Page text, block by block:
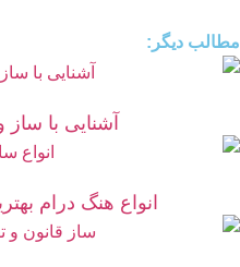
مطالب دیگر:
آشنایی با ساز
انواع هنگ درام